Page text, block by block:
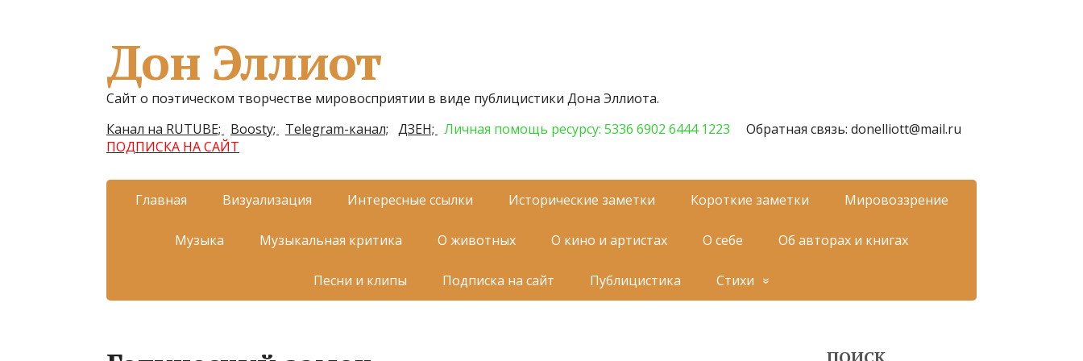
Дон Эллиот
Сайт о поэтическом творчестве мировосприятии в виде публицистики Дона Эллиота.
Канал на RUTUBE;
Boosty; Telegram-канал; ДЗЕН; Личная помощь ресурсу: 5336 6902 6444 1223
Обратная связь: donelliott@mail.ru
ПОДПИСКА НА САЙТ
Главная Визуализация Интересные ссылки Исторические заметки Короткие заметки Мировоззрение
Музыка Музыкальная критика О животных О кино и артистах О себе Об авторах и книгах
Песни и клипы Подписка на сайт Публицистика Стихи